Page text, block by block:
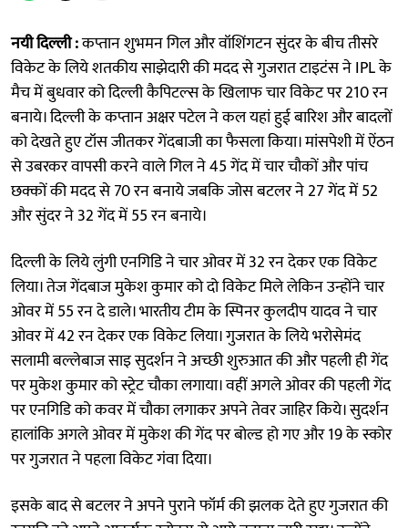
नयी दिल्ली :कप्तान शुभमन गिल और वॉशिंगटन सुंदर के बीच तीसरे
विकेट के लिये शतकीय साझेदारी की मदद से गुजरात टाइटंस ने IPL के
मैच में बुधवार को दिल्ली कैपिटल्स के खिलाफ चार विकेट पर 210 रन
बनाये। दिल्ली के कप्तान अक्षर पटेल ने कल यहां हुई बारिश और बादलों
को देखते हुए टॉस जीतकर गेंदबाजी का फैसला किया। मांसपेशी में ऐंठन
से उबरकर वापसी करने वाले गिल ने 45 गेंद में चार चौकों और पांच
छक्कों की मदद से 70 रन बनाये जबकि जोस बटलर ने 27 गेंद में 52
और सुंदर ने 32 गेंद में 55 रन बनाये।
दिल्ली के लिये लुंगी एनगिडि ने चार ओवर में 32 रन देकर एक विकेट
लिया। तेज गेंदबाज मुकेश कुमार को दो विकेट मिले लेकिन उन्होंने चार
ओवर में 55 रन दे डाले। भारतीय टीम के स्पिनर कुलदीप यादव ने चार
ओवर में 42 रन देकर एक विकेट लिया। गुजरात के लिये भरोसेमंद
सलामी बल्लेबाज साइ सुदर्शन ने अच्छी शुरुआत की और पहली ही गेंद
पर मुकेश कुमार को स्ट्रेट चौका लगाया। वहीं अगले ओवर की पहली गेंद
पर एनगिडि को कवर में चौका लगाकर अपने तेवर जाहिर किये। सुदर्शन
हालांकि अगले ओवर में मुकेश की गेंद पर बोल्ड हो गए और 19 के स्कोर
पर गुजरात ने पहला विकेट गंवा दिया।
इसके बाद से बटलर ने अपने पुराने फॉर्म की झलक देते हुए गुजरात की